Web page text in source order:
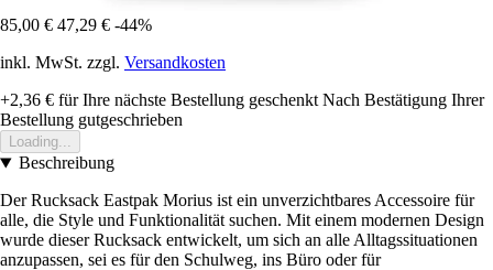
85,00 € 47,29 € -44%
inkl. MwSt. zzgl. Versandkosten
+2,36 € für Ihre nächste Bestellung geschenkt Nach Bestätigung Ihrer
Bestellung gutgeschrieben
Loading...
Beschreibung
Der Rucksack Eastpak Morius ist ein unverzichtbares Accessoire für
alle, die Style und Funktionalität suchen. Mit einem modernen Design
wurde dieser Rucksack entwickelt, um sich an alle Alltagssituationen
anzupassen, sei es für den Schulweg, ins Büro oder für